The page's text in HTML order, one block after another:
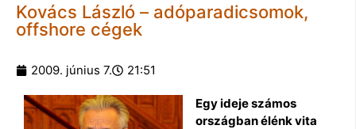
Kovács László – adóparadicsomok,
offshore cégek
2009. június 7. 21:51
Egy ideje számos
országban élénk vita